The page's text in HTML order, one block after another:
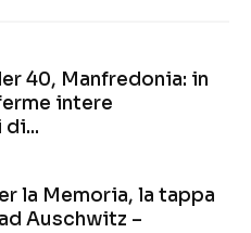
40, Manfredonia: in
intere
la Memoria, la tappa
Auschwitz –